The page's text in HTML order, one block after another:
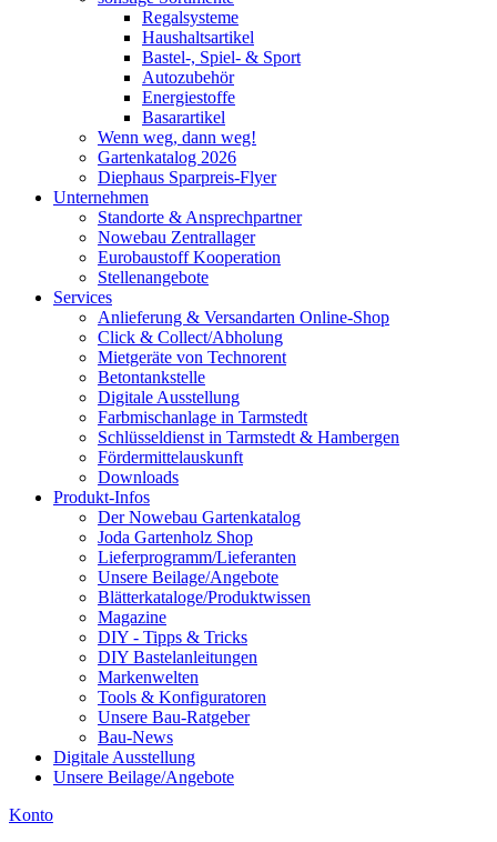
Regalsysteme
Haushaltsartikel
Bastel-, Spiel- & Sport
Autozubehör
Energiestoffe
Basarartikel
Wenn weg, dann weg!
Gartenkatalog 2026
Diephaus Sparpreis-Flyer
Unternehmen
Standorte & Ansprechpartner
Nowebau Zentrallager
Eurobaustoff Kooperation
Stellenangebote
Services
Anlieferung & Versandarten Online-Shop
Click & Collect/Abholung
Mietgeräte von Technorent
Betontankstelle
Digitale Ausstellung
Farbmischanlage in Tarmstedt
Schlüsseldienst in Tarmstedt & Hambergen
Fördermittelauskunft
Downloads
Produkt-Infos
Der Nowebau Gartenkatalog
Joda Gartenholz Shop
Lieferprogramm/Lieferanten
Unsere Beilage/Angebote
Blätterkataloge/Produktwissen
Magazine
DIY - Tipps & Tricks
DIY Bastelanleitungen
Markenwelten
Tools & Konfiguratoren
Unsere Bau-Ratgeber
Bau-News
Digitale Ausstellung
Unsere Beilage/Angebote
Konto